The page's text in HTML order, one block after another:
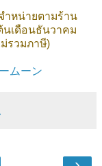
หน่ายตามร้าน
เดือนธันวาคม
รวมภาษี)
ムーン